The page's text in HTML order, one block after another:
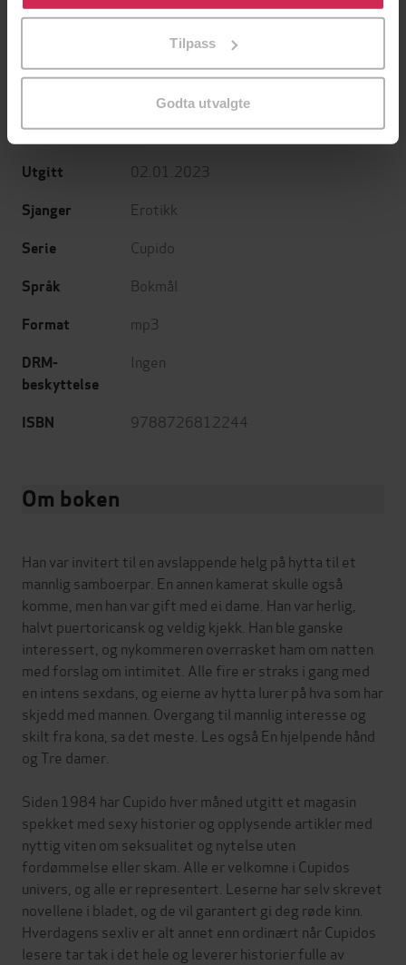
tilpasse ditt samtykke til spesifikke formål ved å klikke
Tilpass
Godta utvalgte
Forfattere Cupido -(forfatter),Dea Davidsen
(innleser)
Forlag Saga Egmont
Utgitt 02.01.2023
Sjanger Erotikk
Serie Cupido
Språk Bokmål
Format mp3
DRM-
beskyttelse
Ingen
ISBN 9788726812244
Om boken
Han var invitert til en avslappende helg på hytta til et
mannlig samboerpar. En annen kamerat skulle også
komme, men han var gift med ei dame. Han var herlig,
halvt puertoricansk og veldig kjekk. Han ble ganske
interessert, og nykommeren overrasket ham om natten
med forslag om intimitet. Alle fire er straks i gang med
en intens sexdans, og eierne av hytta lurer på hva som har
skjedd med mannen. Overgang til mannlig interesse og
skilt fra kona, sa det meste. Les også En hjelpende hånd
og Tre damer.
Siden 1984 har Cupido hver måned utgitt et magasin
spekket med sexy historier og opplysende artikler med
nyttig viten om seksualitet og nytelse uten
fordømmelse eller skam. Alle er velkomne i Cupidos
univers, og alle er representert. Leserne har selv skrevet
novellene i bladet, og de vil garantert gi deg røde kinn.
Hverdagens sexliv er alt annet enn ordinært når Cupidos
lesere tar tak i det hele og leverer historier fulle av